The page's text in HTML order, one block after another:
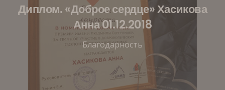
Диплом. «Доброе сердце» Хасикова
Анна 01.12.2018
Благодарность